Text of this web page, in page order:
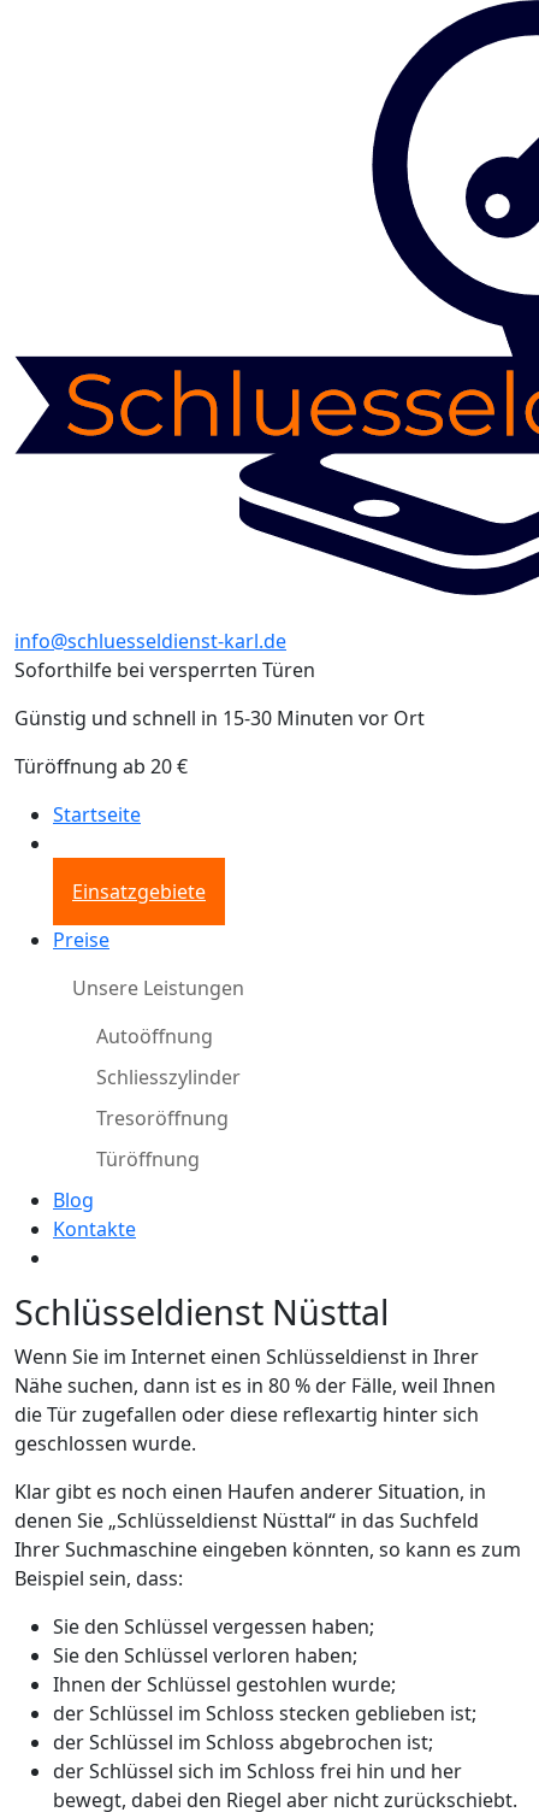
info@schluesseldienst-karl.de
Soforthilfe bei versperrten Türen
Günstig und schnell in 15-30 Minuten vor Ort
Türöffnung ab 20 €
Startseite
Einsatzgebiete
Preise
Unsere Leistungen
Autoöffnung
Schliesszylinder
Tresoröffnung
Türöffnung
Blog
Kontakte
Schlüsseldienst Nüsttal
Wenn Sie im Internet einen Schlüsseldienst in Ihrer
Nähe suchen, dann ist es in 80 % der Fälle, weil Ihnen
die Tür zugefallen oder diese reflexartig hinter sich
geschlossen wurde.
Klar gibt es noch einen Haufen anderer Situation, in
denen Sie „Schlüsseldienst Nüsttal“ in das Suchfeld
Ihrer Suchmaschine eingeben könnten, so kann es zum
Beispiel sein, dass:
Sie den Schlüssel vergessen haben;
Sie den Schlüssel verloren haben;
Ihnen der Schlüssel gestohlen wurde;
der Schlüssel im Schloss stecken geblieben ist;
der Schlüssel im Schloss abgebrochen ist;
der Schlüssel sich im Schloss frei hin und her
bewegt, dabei den Riegel aber nicht zurückschiebt.